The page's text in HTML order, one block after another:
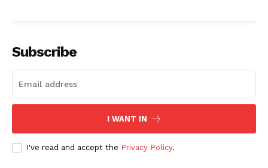
Subscribe
I WANT IN
I've read and accept the Privacy Policy.